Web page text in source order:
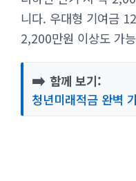
니다. 우대형 기여금
2,200만원 이상도 가
➡️ 함께 보기:
청년미래적금 완벽